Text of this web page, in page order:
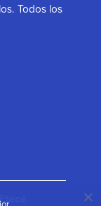
Todos los